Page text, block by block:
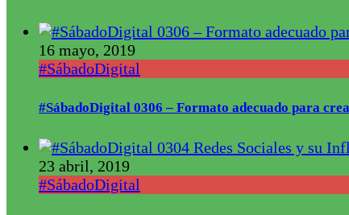
16 mayo, 2019
#SábadoDigital
#SábadoDigital 0306 – Formato adecuado para
23 abril, 2019
#SábadoDigital